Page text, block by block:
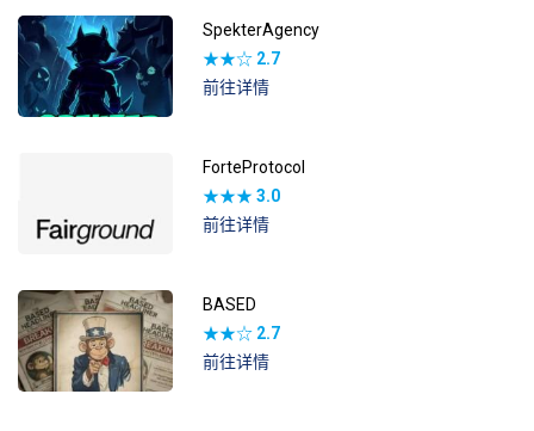
SpekterAgency
★★☆ 2.7
前往详情
ForteProtocol
★★★3.0
前往详情
BASED
★★☆ 2.7
前往详情